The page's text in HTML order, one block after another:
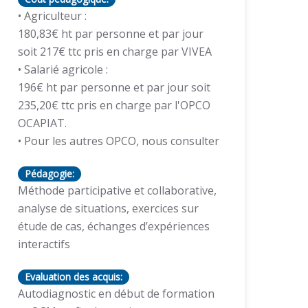
• Agriculteur :
180,83€ ht par personne et par jour
soit 217€ ttc pris en charge par VIVEA
• Salarié agricole :
196€ ht par personne et par jour soit
235,20€ ttc pris en charge par l'OPCO
OCAPIAT.
• Pour les autres OPCO, nous consulter
Pédagogie:
Méthode participative et collaborative,
analyse de situations, exercices sur
étude de cas, échanges d’expériences
interactifs
Evaluation des acquis:
Autodiagnostic en début de formation